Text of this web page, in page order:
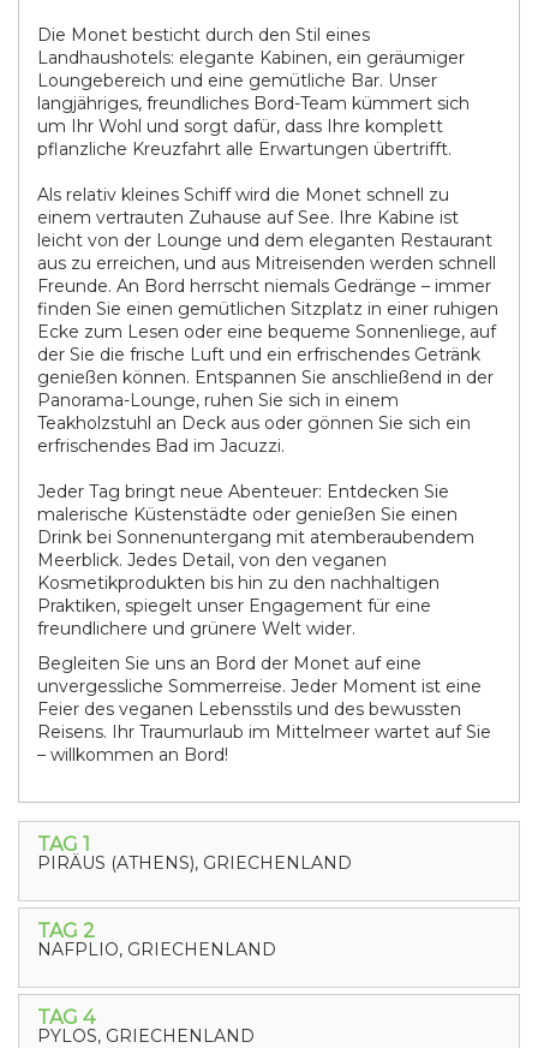
Die Monet besticht durch den Stil eines
Landhaushotels: elegante Kabinen, ein geräumiger
Loungebereich und eine gemütliche Bar. Unser
langjähriges, freundliches Bord-Team kümmert sich
um Ihr Wohl und sorgt dafür, dass Ihre komplett
pflanzliche Kreuzfahrt alle Erwartungen übertrifft.
Als relativ kleines Schiff wird die Monet schnell zu
einem vertrauten Zuhause auf See. Ihre Kabine ist
leicht von der Lounge und dem eleganten Restaurant
aus zu erreichen, und aus Mitreisenden werden schnell
Freunde. An Bord herrscht niemals Gedränge – immer
finden Sie einen gemütlichen Sitzplatz in einer ruhigen
Ecke zum Lesen oder eine bequeme Sonnenliege, auf
der Sie die frische Luft und ein erfrischendes Getränk
genießen können. Entspannen Sie anschließend in der
Panorama-Lounge, ruhen Sie sich in einem
Teakholzstuhl an Deck aus oder gönnen Sie sich ein
erfrischendes Bad im Jacuzzi.
Jeder Tag bringt neue Abenteuer: Entdecken Sie
malerische Küstenstädte oder genießen Sie einen
Drink bei Sonnenuntergang mit atemberaubendem
Meerblick. Jedes Detail, von den veganen
Kosmetikprodukten bis hin zu den nachhaltigen
Praktiken, spiegelt unser Engagement für eine
freundlichere und grünere Welt wider.
Begleiten Sie uns an Bord der Monet auf eine
unvergessliche Sommerreise. Jeder Moment ist eine
Feier des veganen Lebensstils und des bewussten
Reisens. Ihr Traumurlaub im Mittelmeer wartet auf Sie
– willkommen an Bord!
TAG 1
PIRÄUS (ATHENS), GRIECHENLAND
TAG 2
NAFPLIO, GRIECHENLAND
TAG 4
PYLOS, GRIECHENLAND